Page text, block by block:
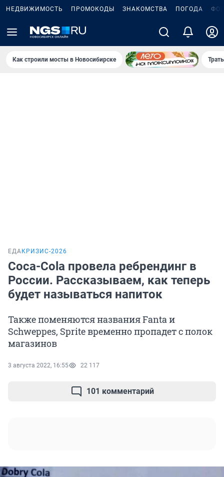
НЕДВИЖИМОСТЬ ПРОМОКОДЫ ЗНАКОМСТВА ПОГОДА
Как строили мосты в Новосибирске
ЕДА КРИЗИС-2026
Coca-Cola провела ребрендинг в
России. Рассказываем, как теперь
будет называться напиток
Также поменяются названия Fanta и
Schweppes, Sprite временно пропадет с полок
магазинов
3 августа 2022, 16:55 22 117
101 комментарий